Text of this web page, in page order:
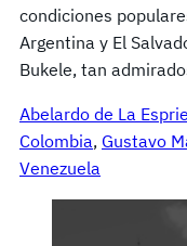
condiciones
Argentina y El
Bukele, tan
Abelardo de La
Colombia, Gustavo
Venezuela